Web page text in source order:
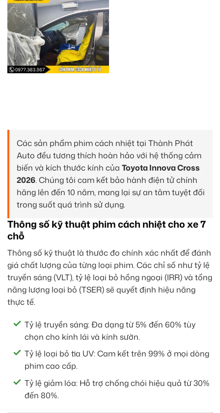
Các sản phẩm phim cách nhiệt tại Thành Phát
Auto đều tương thích hoàn hảo với hệ thống cảm
biến và kích thước kính của Toyota Innova Cross
2026. Chúng tôi cam kết bảo hành điện tử chính
hãng lên đến 10 năm, mang lại sự an tâm tuyệt đối
trong suốt quá trình sử dụng.
Thông số kỹ thuật phim cách nhiệt cho xe 7
chỗ
Thông số kỹ thuật là thước đo chính xác nhất để đánh
giá chất lượng của từng loại phim. Các chỉ số như tỷ lệ
truyền sáng (VLT), tỷ lệ loại bỏ hồng ngoại (IRR) và tổng
năng lượng loại bỏ (TSER) sẽ quyết định hiệu năng
thực tế.
Tỷ lệ truyền sáng: Đa dạng từ 5% đến 60% tùy
chọn cho kính lái và kính sườn.
Tỷ lệ loại bỏ tia UV: Cam kết trên 99% ở mọi dòng
phim cao cấp.
Tỷ lệ giảm lóa: Hỗ trợ chống chói hiệu quả từ 30%
đến 80%.